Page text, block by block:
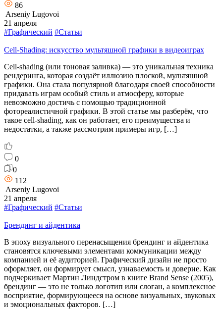
86
Arseniy Lugovoi
21 апреля
#Графический #Статьи
Cell-Shading: искусство мультяшной графики в видеоиграх
Cell-shading (или тоновая заливка) — это уникальная техника
рендеринга, которая создаёт иллюзию плоской, мультяшной
графики. Она стала популярной благодаря своей способности
придавать играм особый стиль и атмосферу, которые
невозможно достичь с помощью традиционной
фотореалистичной графики. В этой статье мы разберём, что
такое cell-shading, как он работает, его преимущества и
недостатки, а также рассмотрим примеры игр, […]
0
0
112
Arseniy Lugovoi
21 апреля
#Графический #Статьи
Брендинг и айдентика
В эпоху визуального перенасыщения брендинг и айдентика
становятся ключевыми элементами коммуникации между
компанией и её аудиторией. Графический дизайн не просто
оформляет, он формирует смысл, узнаваемость и доверие. Как
подчеркивает Мартин Линдстром в книге Brand Sense (2005),
брендинг — это не только логотип или слоган, а комплексное
восприятие, формирующееся на основе визуальных, звуковых
и эмоциональных факторов. […]